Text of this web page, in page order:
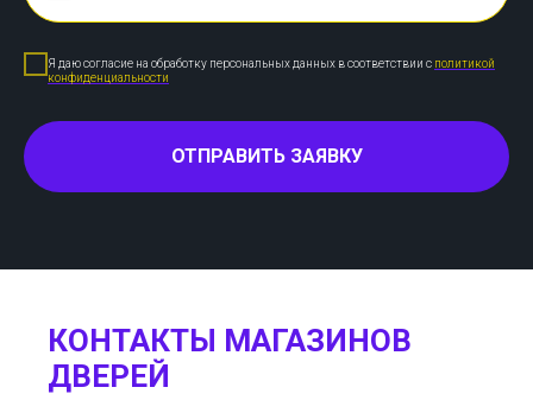
Я даю согласие на обработку персональных данных в соответствии с политикой
конфиденциальности
ОТПРАВИТЬ ЗАЯВКУ
КОНТАКТЫ МАГАЗИНОВ
ДВЕРЕЙ